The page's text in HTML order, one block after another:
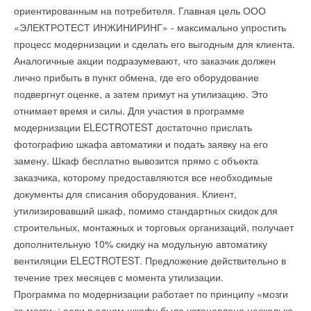
ориентированным на потребителя. Главная цель ООО
«ЭЛЕКТРОТЕСТ ИНЖИНИРИНГ» - максимально упростить
процесс модернизации и сделать его выгодным для клиента.
Аналогичные акции подразумевают, что заказчик должен
лично прибыть в пункт обмена, где его оборудование
подвергнут оценке, а затем примут на утилизацию. Это
отнимает время и силы. Для участия в программе
модернизации ELECTROTEST достаточно прислать
фотографию шкафа автоматики и подать заявку на его
замену. Шкаф бесплатно вывозится прямо с объекта
заказчика, которому предоставляются все необходимые
документы для списания оборудования. Клиент,
утилизировавший шкаф, помимо стандартных скидок для
строительных, монтажных и торговых организаций, получает
дополнительную 10% скидку на модульную автоматику
вентиляции ELECTROTEST. Предложение действительно в
течение трех месяцев с момента утилизации.
Программа по модернизации работает по принципу «мозги
приборами учета. Также разрабатываются программы
энергосбережения для бюджетных учреждений. Эффективно
по этому вопросу работают учреждения здравоохранения и
образования: примерно 95% уже имеют утвержденные
программы. В первом квартале 2012 года выполнены работы
по модернизации котельных, топочных, систем отопления,
утеплению чердаков, дверей в государственных и
муниципальных учреждениях. На эти цели был израсходован
31 млн рублей.
Читайте по теме:
→
Предложен материал для создания компактных
экогенераторов
НОВОСТИ СОК 11 СЕНТЯБРЯ 2025
→ В МЭИ разработан термоэлектрический генератор
→
Гигантский преобразователь энергии волн запустили в
Австралии
высоковольтный импульс (лидер) навстречу молнии,
улавливая и отводя разряд в землю.
Pulsar и OPR производятся во Франции, являющейся
мировым лидером в области разработки современных
систем АМЗ. Устройства изготовлены из нержавеющей стали,
активные молниеприёмники имеют различия: OPR относится
к более простой сериии, а Pulsar стандартной комплектации
оборудованы системой RodCheck.
Новинки автономны, им не требуется дополнительное
питание. Напряжённость электрического поля в воздухе
возрастает во время грозы до 10-20 кВ/м. Когда величина
напряжённости превышает значение, соответствующее
риску образования молнии, молниеприёмник активируется.
Систему АМЗ можно устанавливать на любые объекты.
Благодаря большому радиусу защиты, на одно здание
понадобится меньше устройств, чем обычных громоотводов,
а это не нарушит архитектурный облик постройки.